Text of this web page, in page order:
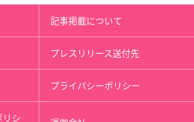
記事掲載について
プレスリリース送付先
プライバシーポリシー
シ